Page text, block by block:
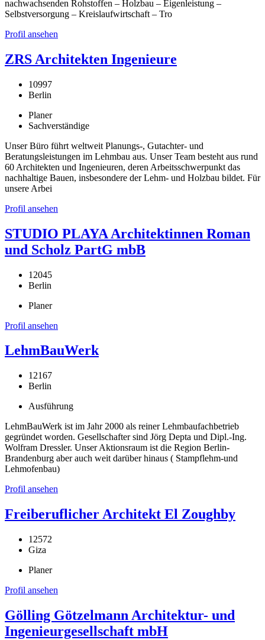
nachwachsenden Rohstoffen – Holzbau – Eigenleistung –
Selbstversorgung – Kreislaufwirtschaft – Tro
Profil ansehen
ZRS Architekten Ingenieure
10997
Berlin
Planer
Sachverständige
Unser Büro führt weltweit Planungs-, Gutachter- und
Beratungsleistungen im Lehmbau aus. Unser Team besteht aus rund
60 Architekten und Ingenieuren, deren Arbeitsschwerpunkt das
nachhaltige Bauen, insbesondere der Lehm- und Holzbau bildet. Für
unsere Arbei
Profil ansehen
STUDIO PLAYA Architektinnen Roman
und Scholz PartG mbB
12045
Berlin
Planer
Profil ansehen
LehmBauWerk
12167
Berlin
Ausführung
LehmBauWerk ist im Jahr 2000 als reiner Lehmbaufachbetrieb
gegründet worden. Gesellschafter sind Jörg Depta und Dipl.-Ing.
Wolfram Dressler. Unser Aktionsraum ist die Region Berlin-
Brandenburg aber auch weit darüber hinaus ( Stampflehm-und
Lehmofenbau)
Profil ansehen
Freiberuflicher Architekt El Zoughby
12572
Giza
Planer
Profil ansehen
Gölling Götzelmann Architektur- und
Ingenieurgesellschaft mbH